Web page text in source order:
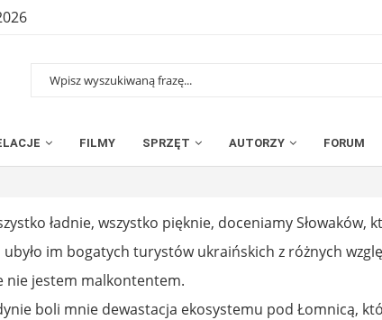
FILMY SPRZĘT AUTORZY FORUM
ładnie, wszystko pięknie, doceniamy Słowaków,
ubyło im bogatych turystów ukraińskich z różnych
nie jestem malkontentem.
boli mnie dewastacja ekosystemu pod Łomnicą,